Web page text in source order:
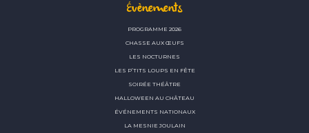
Évènements
PROGRAMME 2026
CHASSE AUX ŒUFS
LES NOCTURNES
LES P’TITS LOUPS EN FÊTE
SOIRÉE THÉÂTRE
HALLOWEEN AU CHÂTEAU
ÉVÉNEMENTS NATIONAUX
LA MESNIE JOULAIN